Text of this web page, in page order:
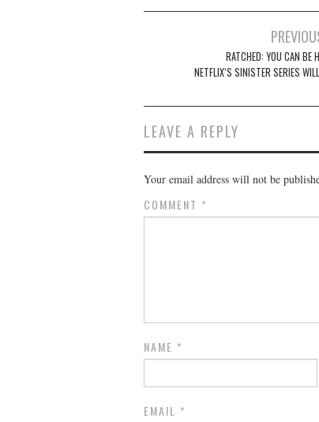
RATCHED: YOU CAN BE
NETFLIX’S SINISTER SERIES
LEAVE A REPLY
Your email address will not be
COMMENT *
NAME *
EMAIL *